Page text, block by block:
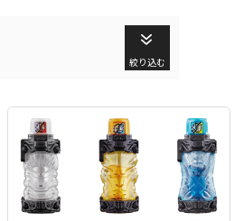
絞り込む